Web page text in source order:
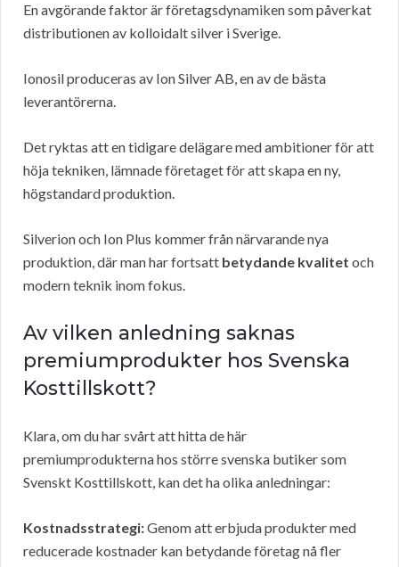
En avgörande faktor är företagsdynamiken som påverkat
distributionen av kolloidalt silver i Sverige.
Ionosil produceras av Ion Silver AB, en av de bästa
leverantörerna.
Det ryktas att en tidigare delägare med ambitioner för att
höja tekniken, lämnade företaget för att skapa en ny,
högstandard produktion.
Silverion och Ion Plus kommer från närvarande nya
produktion, där man har fortsatt betydande kvalitet och
modern teknik inom fokus.
Av vilken anledning saknas
premiumprodukter hos Svenska
Kosttillskott?
Klara, om du har svårt att hitta de här
premiumprodukterna hos större svenska butiker som
Svenskt Kosttillskott, kan det ha olika anledningar:
Kostnadsstrategi:Genom att erbjuda produkter med
reducerade kostnader kan betydande företag nå fler